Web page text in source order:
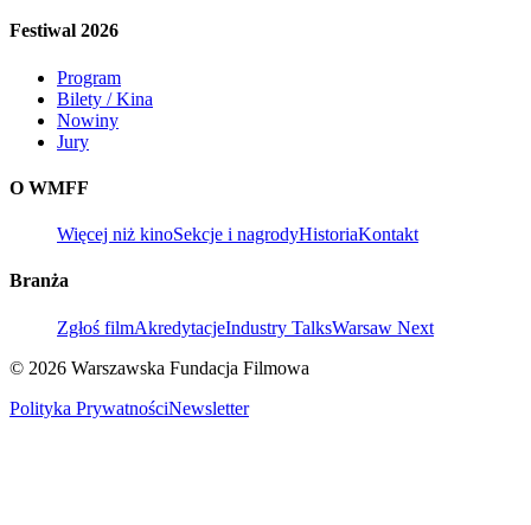
Festiwal 2026
Program
Bilety / Kina
Nowiny
Jury
O WMFF
Więcej niż kinoSekcje i nagrodyHistoriaKontakt
Branża
Zgłoś filmAkredytacjeIndustry TalksWarsaw Next
© 2026 Warszawska Fundacja Filmowa
Polityka PrywatnościNewsletter